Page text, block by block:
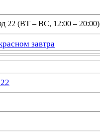
завтра
22 (ВТ – ВС, 12:00 – 20:00)